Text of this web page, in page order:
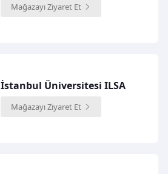
Mağazayı Ziyaret Et
İstanbul Üniversitesi ILSA
Mağazayı Ziyaret Et